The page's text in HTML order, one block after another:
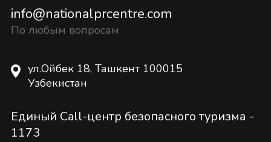
info@nationalprcentre.com
По любым вопросам
ул.Ойбек 18, Ташкент 100015
Узбекистан
Единый Call-центр безопасного туризма -
1173